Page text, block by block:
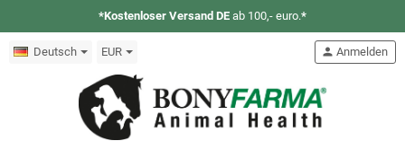
*Kostenloser Versand DE ab 100,- euro.*
Deutsch EUR person Anmelden